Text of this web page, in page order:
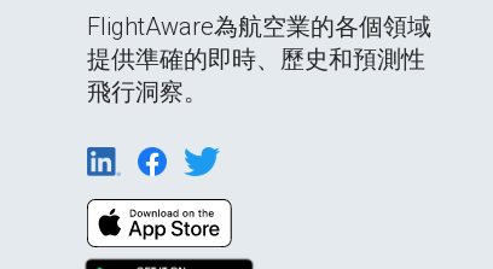
FlightAware為航空業的各個領域
提供準確的即時、歷史和預測性
飛行洞察。